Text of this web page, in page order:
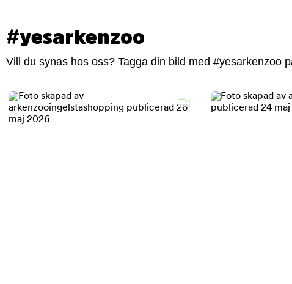
#yesarkenzoo
Vill du synas hos oss? Tagga din bild med #yesarkenzoo